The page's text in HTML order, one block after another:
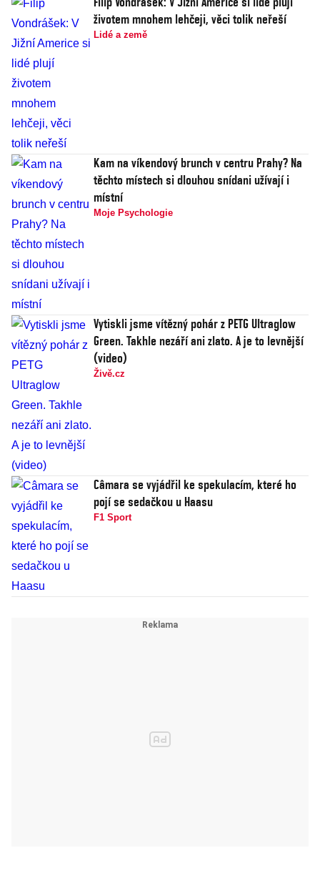
životem mnohem lehčeji, věci tolik neřeší
Lidé a země
Kam na víkendový brunch v centru Prahy? Na
těchto místech si dlouhou snídani užívají i
místní
Moje Psychologie
Vytiskli jsme vítězný pohár z PETG Ultraglow
Green. Takhle nezáří ani zlato. A je to levnější
(video)
Živě.cz
Câmara se vyjádřil ke spekulacím, které ho
pojí se sedačkou u Haasu
F1 Sport